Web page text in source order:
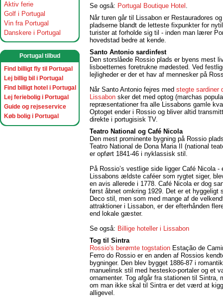
Aktiv ferie
Golf i Portugal
Vin fra Portugal
Danskere i Portugal
Portugal tilbud
Find billigt fly til Portugal
Lej billig bil i Portugal
Find billigt hotel i Portugal
Lej feriebolig i Portugal
Guide og rejseservice
Køb bolig i Portugal
Se også: Portugal Boutique Hotel .
Når turen går til Lissabon er Restauradores
pladserne blandt de letteste fixpunkter for
turister at forholde sig til - inden man lærer
hovedstad bedre at kende.
Santo Antonio sardinfest
Den storslåede Rossio plads er byens mest
lisboetternes foretrukne mødested. Ved
lejligheder er der et hav af mennesker på
Når Santo Antonio fejres med stegte sardiner
Lissabon sker det med optog (marchas
repræsentationer fra alle Lissabons gamle
Optoget ender i Rossio og bliver altid
direkte i portugisisk TV.
Teatro National og Café Nicola
Den mest prominente bygning på Rossio
Teatro National de Dona Maria II (national
er opført 1841-46 i nyklassisk stil.
På Rossio’s vestlige side ligger Café Nicola -
Lissabons ældste caféer som rygtet siger,
en avis allerede i 1778. Café Nicola er dog
først åbnet omkring 1929. Det er et hyggeligt
Deco stil, men som med mange af de
attraktioner i Lissabon, er der efterhånden
end lokale gæster.
Se også: Billige hoteller i Lissabon
Tog til Sintra
Rossio's berømte togstation Estação de
Ferro do Rossio er en anden af Rossios
bygninger. Den blev bygget 1886-87 i
manuelinsk stil med hestesko-portaler og et
ornamenter. Tog afgår fra stationen til Sintra,
om man ikke skal til Sintra er det værd at
alligevel.